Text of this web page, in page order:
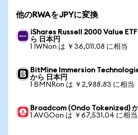
他のRWAをJPYに変換
iShares Russell 2000 Value
ら 日本円
1 IWNon は ￥36,011.08 に相当
BitMine Immersion
から 日本円
1 BMNRon は ￥2,988.83 に相当
Broadcom (Ondo Tokenized)
1 AVGOon は ￥67,531.04 に相当